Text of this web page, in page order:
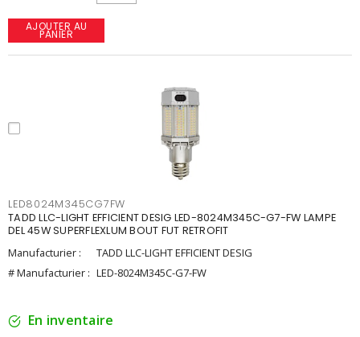
AJOUTER AU
PANIER
LED8024M345CG7FW
TADD LLC-LIGHT EFFICIENT DESIG LED-8024M345C-G7-FW LAMPE
DEL 45W SUPERFLEXLUM BOUT FUT RETROFIT
Manufacturier :
TADD LLC-LIGHT EFFICIENT DESIG
# Manufacturier : LED-8024M345C-G7-FW
En inventaire